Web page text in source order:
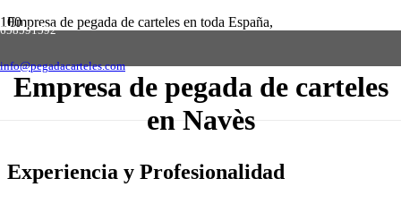
658591592
info@pegadacarteles.com
Empresa de pegada de carteles en toda España,
solicite presupuesto sin compromiso
Empresa de pegada de carteles
en Navès
Experiencia y Profesionalidad